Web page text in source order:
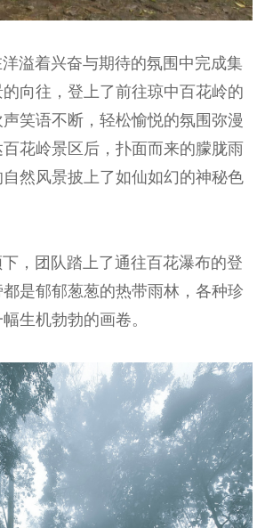
着兴奋与期待的氛围中完成集
向往，登上了前往琼中百花岭的
笑语不断，轻松愉悦的氛围弥漫
花岭景区后，扑面而来的朦胧雨
然风景披上了如仙如幻的神秘色
团队踏上了通往百花瀑布的登
是郁郁葱葱的热带雨林，各种珍
生机勃勃的画卷。